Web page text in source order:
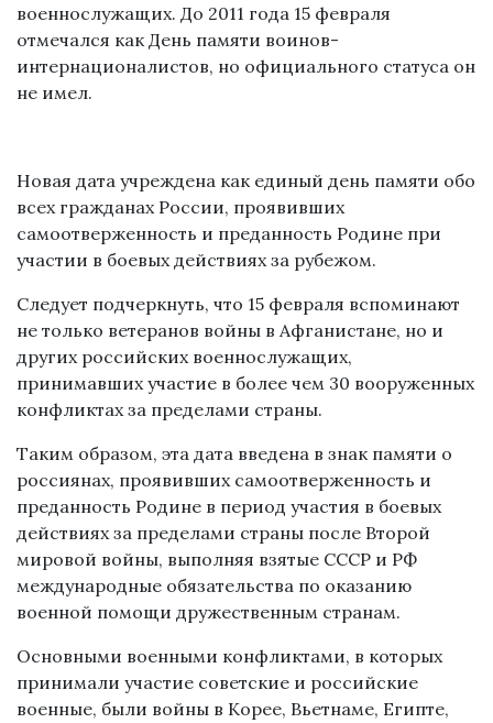
военнослужащих. До 2011 года 15 февраля
отмечался как День памяти воинов-
интернационалистов, но официального статуса он
не имел.
Новая дата учреждена как единый день памяти обо
всех гражданах России, проявивших
самоотверженность и преданность Родине при
участии в боевых действиях за рубежом.
Следует подчеркнуть, что 15 февраля вспоминают
не только ветеранов войны в Афганистане, но и
других российских военнослужащих,
принимавших участие в более чем 30 вооруженных
конфликтах за пределами страны.
Таким образом, эта дата введена в знак памяти о
россиянах, проявивших самоотверженность и
преданность Родине в период участия в боевых
действиях за пределами страны после Второй
мировой войны, выполняя взятые СССР и РФ
международные обязательства по оказанию
военной помощи дружественным странам.
Основными военными конфликтами, в которых
принимали участие советские и российские
военные, были войны в Корее, Вьетнаме, Египте,